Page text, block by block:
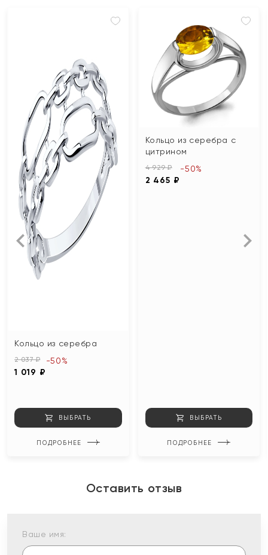
Кольцо из серебра
2 037 ₽
1 019 ₽
-50%
ВЫБРАТЬ
ПОДРОБНЕЕ
Кольцо из серебра с
цитрином
4 929 ₽
2 465 ₽
-50%
ВЫБРАТЬ
ПОДРОБНЕЕ
Оставить отзыв
Ваше имя: